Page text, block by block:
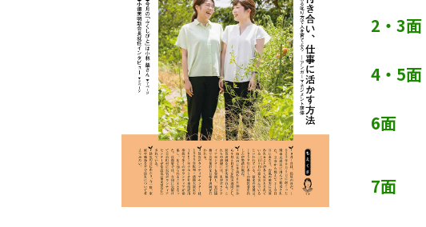
2・3面
4・5面
6面
7面